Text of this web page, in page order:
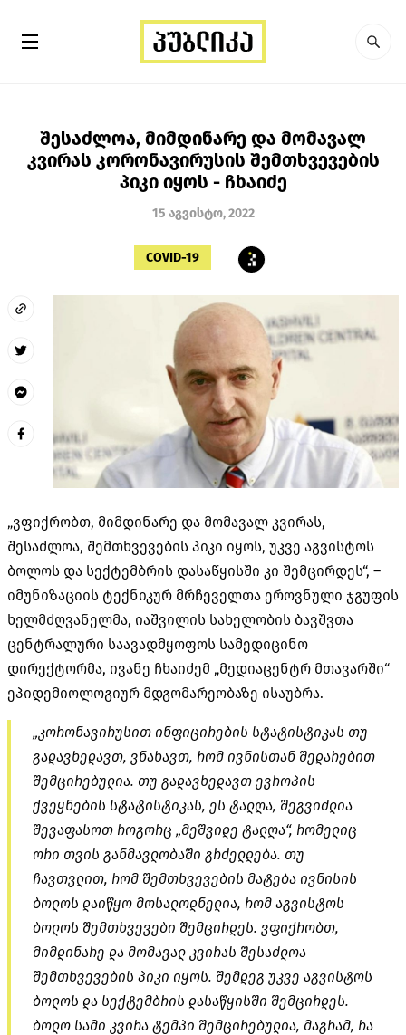
შესაძლოა, მიმდინარე და მომავალ
კვირას კორონავირუსის შემთხვევების
პიკი იყოს - ჩხაიძე
15 აგვისტო, 2022
COVID-19
„ვფიქრობთ, მიმდინარე და მომავალ კვირას,
შესაძლოა, შემთხვევების პიკი იყოს, უკვე აგვისტოს
ბოლოს და სექტემბრის დასაწყისში კი შემცირდეს“, –
იმუნიზაციის ტექნიკურ მრჩეველთა ეროვნული ჯგუფის
ხელმძღვანელმა, იაშვილის სახელობის ბავშვთა
ცენტრალური საავადმყოფოს სამედიცინო
დირექტორმა, ივანე ჩხაიძემ „მედიაცენტრ მთავარში“
ეპიდემიოლოგიურ მდგომარეობაზე ისაუბრა.
„ კორონავირუსით ინფიცირების სტატისტიკას თუ
გადავხედავთ, ვნახავთ, რომ ივნისთან შედარებით
შემცირებულია. თუ გადავხედავთ ევროპის
ქვეყნების სტატისტიკას, ეს ტალღა, შეგვიძლია
შევაფასოთ როგორც „მეშვიდე ტალღა“, რომელიც
ორი თვის განმავლობაში გრძელდება. თუ
ჩავთვლით, რომ შემთხვევების მატება ივნისის
ბოლოს დაიწყო მოსალოდნელია, რომ აგვისტოს
ბოლოს შემთხვევები შემცირდეს. ვფიქრობთ,
მიმდინარე და მომავალ კვირას შესაძლოა
შემთხვევების პიკი იყოს. შემდეგ უკვე აგვისტოს
ბოლოს და სექტემბრის დასაწყისში შემცირდეს.
ბოლო სამი კვირა ტემპი შემცირებულია, მაგრამ, რა